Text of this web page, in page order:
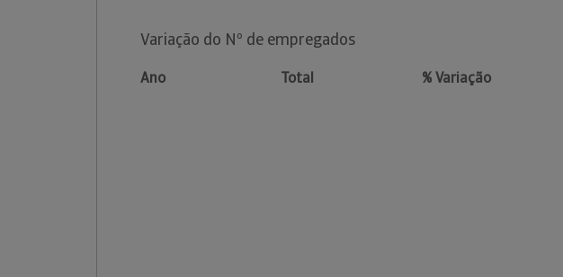
Variação do Nº de empregados
Ano Total % Variação